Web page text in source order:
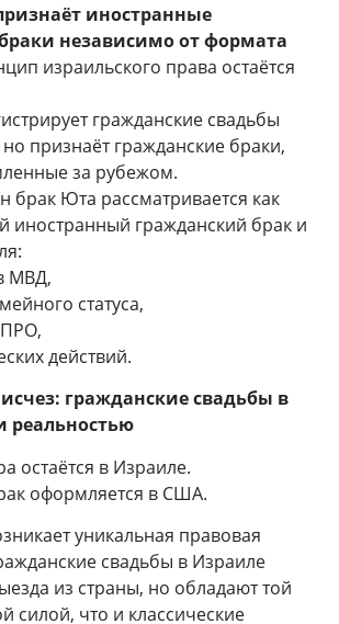
иностранные
независимо от формата
израильского права остаётся
гражданские свадьбы
признаёт гражданские браки,
за рубежом.
брак Юта рассматривается как
иностранный гражданский брак и
МВД,
статуса,
действий.
гражданские свадьбы в
реальностью
остаётся в Израиле.
оформляется в США.
уникальная правовая
свадьбы в Израиле
из страны, но обладают той
силой, что и классические